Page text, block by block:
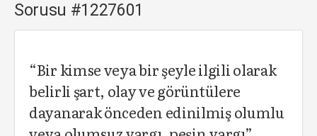
Sorusu #1227601
“Bir kimse veya bir şeyle ilgili olarak
belirli şart, olay ve görüntülere
dayanarak önceden edinilmiş olumlu